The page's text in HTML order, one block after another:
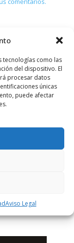
tecnologías como las
del dispositivo. El
procesar datos
únicas
puede afectar
Aviso Legal